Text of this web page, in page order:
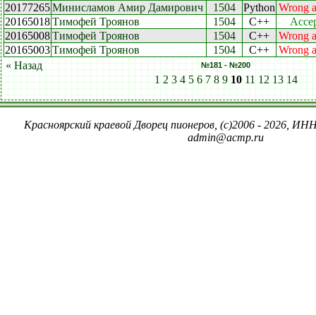
20177265Минисламов Амир Дамирович 1504 Python Wrong
20165018Тимофей Троянов 1504 C++
20165008Тимофей Троянов 1504 C++
Wrong
20165003Тимофей Троянов 1504 C++
Wrong
« Назад
№181 - №200
1 2 3 4 5 6 7 8 9 10 11 12 13 14
Красноярский краевой Дворец пионеров, (c)2006 - 2026,
admin@acmp.ru